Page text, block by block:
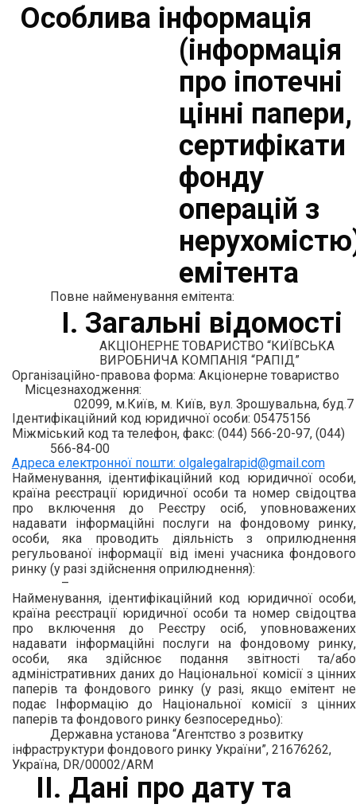
Особлива інформація
(інформація
про іпотечні
цінні папери,
сертифікати
фонду
операцій з
емітента
Повне найменування емітента:
І. Загальні відомості
АКЦІОНЕРНЕ ТОВАРИСТВО “КИЇВСЬКА
ВИРОБНИЧА КОМПАНІЯ “РАПІД”
Організаційно-правова форма: Акціонерне товариство
Місцезнаходження:
02099, м.Київ, м. Київ, вул. Зрошувальна, буд.7
Ідентифікаційний код юридичної особи: 05475156
Міжміський код та телефон, факс: (044) 566-20-97, (044)
566-84-00
Адреса електронної пошти: olgalegalrapid@gmail.com
Найменування, ідентифікаційний код юридичної особи,
країна реєстрації юридичної особи та номер свідоцтва
про включення до Реєстру осіб, уповноважених
надавати інформаційні послуги на фондовому ринку,
особи, яка проводить діяльність з оприлюднення
регульованої інформації від імені учасника фондового
ринку (у разі здійснення оприлюднення):
–
Найменування, ідентифікаційний код юридичної особи,
країна реєстрації юридичної особи та номер свідоцтва
про включення до Реєстру осіб, уповноважених
надавати інформаційні послуги на фондовому ринку,
особи, яка здійснює подання звітності та/або
адміністративних даних до Національної комісії з цінних
паперів та фондового ринку (у разі, якщо емітент не
подає Інформацію до Національної комісії з цінних
паперів та фондового ринку безпосередньо):
Державна установа “Агентство з розвитку
інфраструктури фондового ринку України”, 21676262,
Україна, DR/00002/ARM
ІІ. Дані про дату та